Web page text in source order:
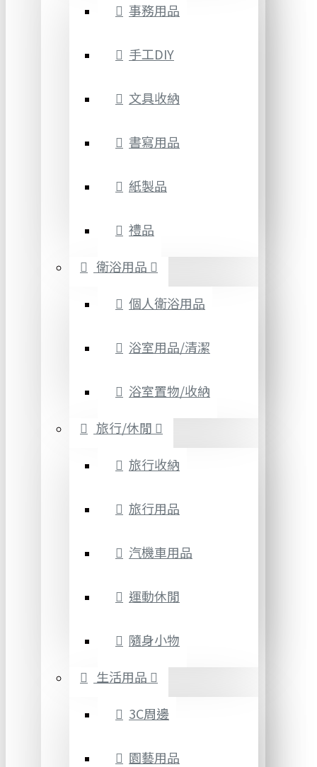
事務用品
手工DIY
文具收納
書寫用品
紙製品
禮品
衛浴用品
個人衛浴用品
浴室用品/清潔
浴室置物/收納
旅行/休閒
旅行收納
旅行用品
汽機車用品
運動休閒
隨身小物
生活用品
3C周邊
園藝用品